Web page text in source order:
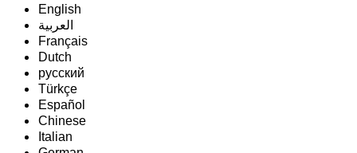
English
‏العربية‏
Français
Dutch
русский
Türkçe
Español
Chinese
Italian